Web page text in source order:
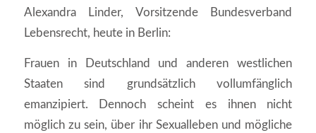
Alexandra Linder, Vorsitzende Bundesverband
Lebensrecht, heute in Berlin:
Frauen in Deutschland und anderen westlichen
Staaten sind grundsätzlich vollumfänglich
emanzipiert. Dennoch scheint es ihnen nicht
möglich zu sein, über ihr Sexualleben und mögliche